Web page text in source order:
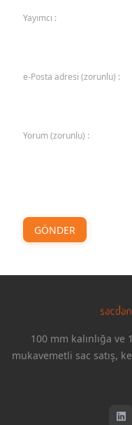
Yayımcı :
e-Posta adresi (zorunlu) :
Yorum (zorunlu) :
GÖNDER
100 mm kalınlığa
mukavemetli sac satış,